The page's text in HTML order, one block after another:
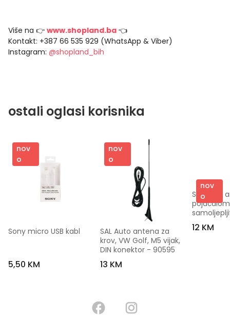
Više na 👉 www.shopland.ba 👈
Kontakt: +387 66 535 929 (WhatsApp & Viber)
Instagram: @shopland_bih
ostali oglasi korisnika
nov
o
Sony micro USB kabl
5,50 KM
nov
o
SAL Auto antena za
krov, VW Golf, M5 vijak,
DIN konektor - 90595
13 KM
nov
o
SAL Auto
12 KM